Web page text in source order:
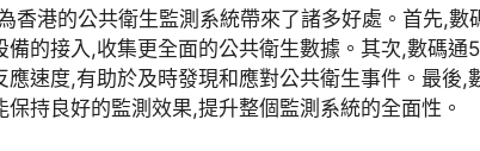
香港的公共衛生監測系統帶來了諸多好處。首先,
備的接入,收集更全面的公共衛生數據。其次,數碼
應速度,有助於及時發現和應對公共衛生事件。最後
保持良好的監測效果,提升整個監測系統的全面性。